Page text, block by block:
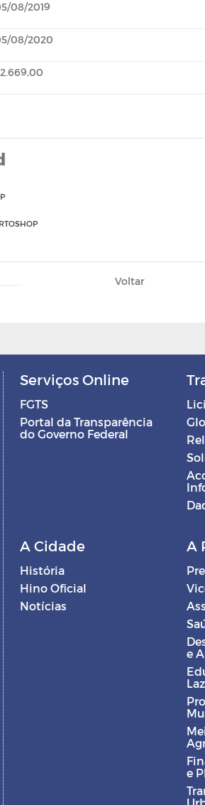
08/2019
08/2020
Voltar
Serviços Online
FGTS
Portal da Transparência
do Governo Federal
A Cidade
História
Hino Oficial
Notícias
A
e
e